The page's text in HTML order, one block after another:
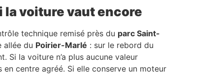
la voiture vaut encore
technique remisé près du parc Saint-
allée du Poirier-Marlé : sur le rebord du
Si la voiture n’a plus aucune valeur
centre agréé. Si elle conserve un moteur